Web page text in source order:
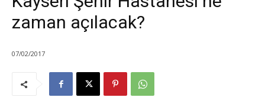
zaman açılacak?
07/02/2017